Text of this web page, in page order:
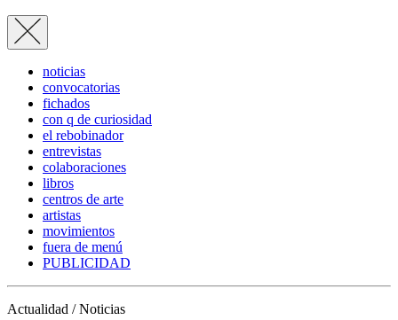
noticias
convocatorias
fichados
con q de curiosidad
el rebobinador
entrevistas
colaboraciones
libros
centros de arte
artistas
movimientos
fuera de menú
PUBLICIDAD
Actualidad / Noticias